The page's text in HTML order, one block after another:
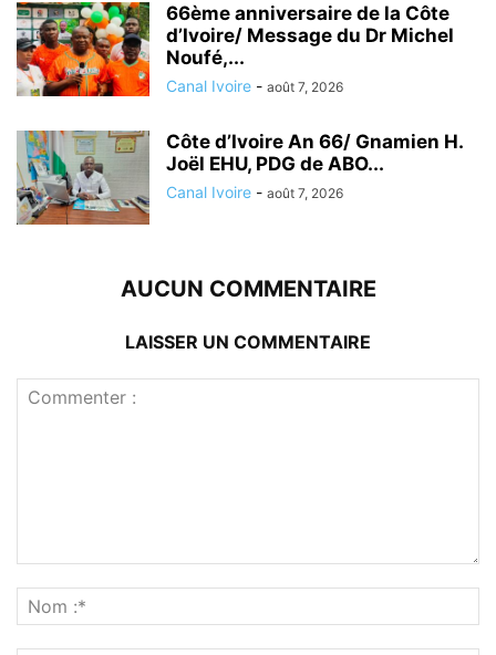
66ème anniversaire de la Côte
d’Ivoire/ Message du Dr Michel
Noufé,...
Canal Ivoire - août 7, 2026
Côte d’Ivoire An 66/ Gnamien H.
Joël EHU, PDG de ABO...
Canal Ivoire - août 7, 2026
AUCUN COMMENTAIRE
LAISSER UN COMMENTAIRE